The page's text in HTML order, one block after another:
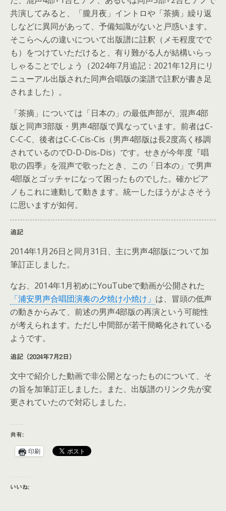
共演してみると、「朧月夜」イントロや「茶摘」繰り返
しなどに異同があって、予備知識がないと戸惑います。
そこらへんの違いについて出版譜に註釈（メモ程度でで
も）をつけていただけると、有り難がる人が結構いらっ
しゃることでしょう（2024年7月追記：2021年12月にリ
ニューアル出版された同声合唱版の楽譜で註釈が書き足
されました）。
「茶摘」については「日本の」の最低声部が、混声4部
版と同声3部版・男声4部版で異なっています。前者はC-
C-C-C、後者はC-C-Cis-Cis（男声4部版は長2度高く移調
されているのでD-D-Dis-Dis）です。せきが今年度『唱
歌の四季』を混声で歌ったとき、この「日本の」で男声
4部版とゴッチャになって困ったものでした。確かピア
ノもこれに連動して動きます。統一したほうがよさそう
に思いますが如何。
追記
2014年1月26日と同月31日、主に男声4部版について加
筆訂正しました。
なお、2014年1月初めにYouTubeで動画が公開された
「浦安男声合唱団演奏の夕焼け小焼け」 は、冒頭の低声
の動きからみて、前述の男声4部版の再演という可能性
が考えられます。ただし中間部が若干簡略化されている
ようです。
追記（2024年7月2日）
文中で紹介した動画で非公開となったものについて、そ
の旨を加筆訂正しました。また、出版譜のリンク先が変
更されていたので対応しました。
共有:
印刷
いいね: